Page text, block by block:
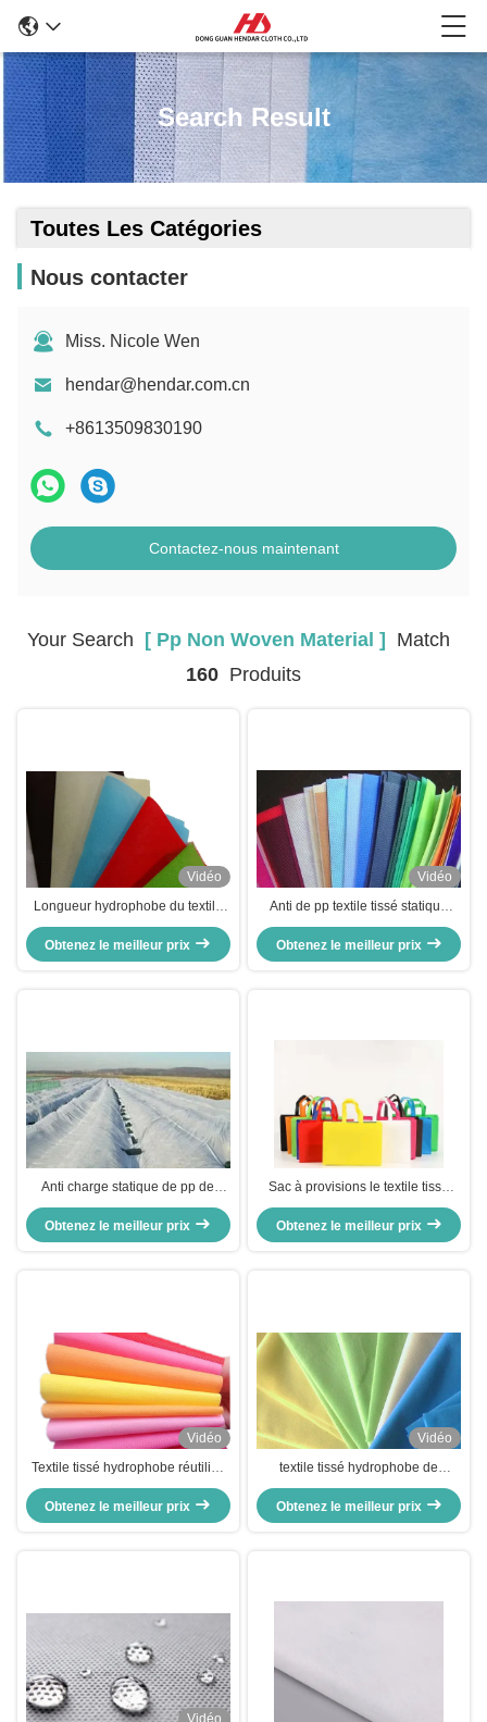
Search Result
Toutes Les Catégories
Nous contacter
Miss. Nicole Wen
hendar@hendar.com.cn
+8613509830190
Contactez-nous maintenant
Your Search [ Pp Non Woven Material ]
Match
160 Produits
Vidéo
Longueur hydrophobe du textile
tissé 60g 75g 90g du
polypropylène pp non adaptée
aux besoins du client
Obtenez le meilleur prix
Vidéo
Anti de pp textile tissé statique
hydrophile 80gsm non pour le
ménage médical
Obtenez le meilleur prix
Anti charge statique de pp de
textile tissé hydrophobe respirable
non pour l'agriculture
Obtenez le meilleur prix
Sac à provisions le textile tissé
hydrophobe des matériaux pp non
réutilisé
Obtenez le meilleur prix
Vidéo
Textile tissé hydrophobe réutilisé
120gsm Spunbonded de pp non
résistant à l'usure
Obtenez le meilleur prix
Vidéo
textile tissé hydrophobe de
100gsm pp non résistant à l'usure
pour des sacs à provisions
Obtenez le meilleur prix
Vidéo